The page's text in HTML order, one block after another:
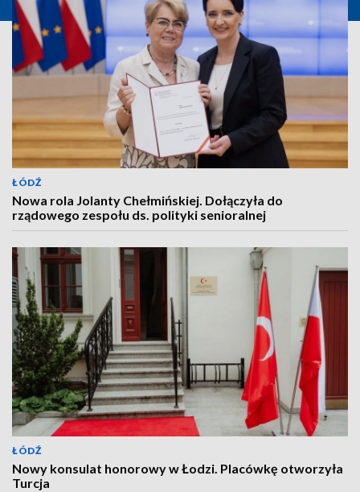
ŁÓDŹ
Nowa rola Jolanty Chełmińskiej. Dołączyła do
rządowego zespołu ds. polityki senioralnej
ŁÓDŹ
Nowy konsulat honorowy w Łodzi. Placówkę otworzyła
Turcja